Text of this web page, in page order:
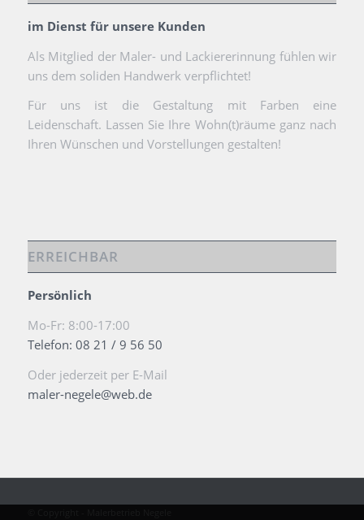
im Dienst für unsere Kunden
Als Mitglied der Maler- und Lackiererinnung fühlen wir
uns dem soliden Handwerk verpflichtet!
Für uns ist die Gestaltung mit Farben eine
Leidenschaft. Lassen Sie Ihre Wohn(t)räume ganz nach
Ihren Wünschen und Vorstellungen gestalten!
ERREICHBAR
Persönlich
Mo-Fr: 8:00-17:00
Telefon: 08 21 / 9 56 50
Oder jederzeit per E-Mail
maler-negele@web.de